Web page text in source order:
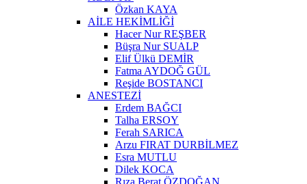
Özkan KAYA
AİLE HEKİMLİĞİ
Hacer Nur REŞBER
Büşra Nur SUALP
Elif Ülkü DEMİR
Fatma AYDOĞ GÜL
Reşide BOSTANCI
ANESTEZİ
Erdem BAĞCI
Talha ERSOY
Ferah SARICA
Arzu FIRAT DURBİLMEZ
Esra MUTLU
Dilek KOCA
Rıza Berat ÖZDOĞAN